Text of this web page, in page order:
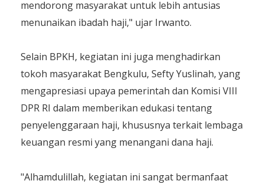
mendorong masyarakat untuk lebih antusias
menunaikan ibadah haji," ujar Irwanto.
Selain BPKH, kegiatan ini juga menghadirkan
tokoh masyarakat Bengkulu, Sefty Yuslinah, yang
mengapresiasi upaya pemerintah dan Komisi VIII
DPR RI dalam memberikan edukasi tentang
penyelenggaraan haji, khususnya terkait lembaga
keuangan resmi yang menangani dana haji.
"Alhamdulillah, kegiatan ini sangat bermanfaat